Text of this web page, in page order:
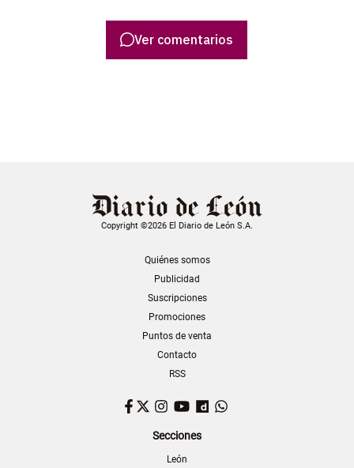
Ver comentarios
Copyright ©2026 El Diario de León S.A.
Quiénes somos
Publicidad
Suscripciones
Promociones
Puntos de venta
Contacto
RSS
Facebook
TwitterInstagram
YouTubeDailymotion
Secciones
León